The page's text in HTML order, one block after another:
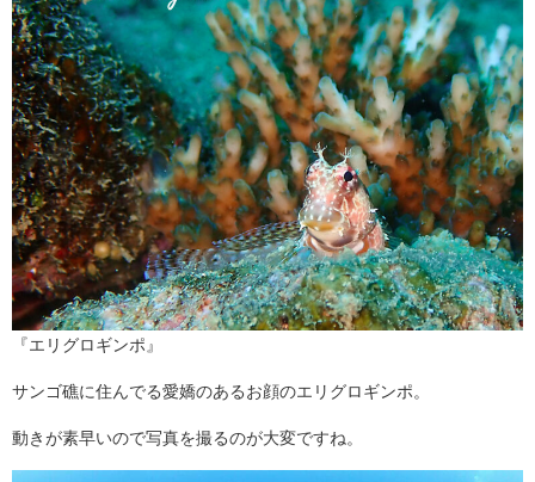
『エリグロギンポ』
サンゴ礁に住んでる愛嬌のあるお顔のエリグロギンポ。
動きが素早いので写真を撮るのが大変ですね。